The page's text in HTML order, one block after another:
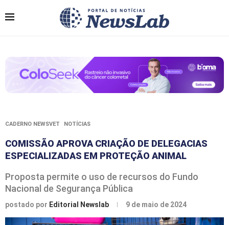
CADERNO NEWSVET NOTÍCIAS
COMISSÃO APROVA CRIAÇÃO DE DELEGACIAS
ESPECIALIZADAS EM PROTEÇÃO ANIMAL
Proposta permite o uso de recursos do Fundo
Nacional de Segurança Pública
postado por Editorial Newslab 9 de maio de 2024